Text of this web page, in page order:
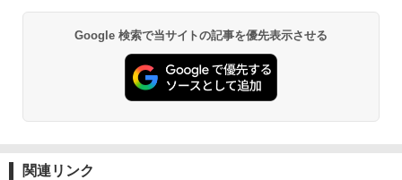
Google 検索で当サイトの記事を優先表示させる
関連リンク